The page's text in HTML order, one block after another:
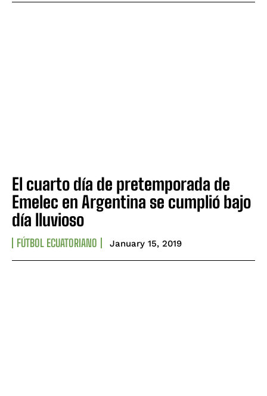
El cuarto día de pretemporada de
Emelec en Argentina se cumplió bajo
día lluvioso
FÚTBOL ECUATORIANO January 15, 2019